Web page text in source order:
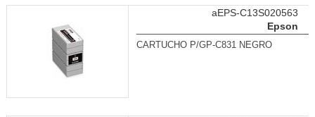
Epson
aEPS-C13S020563
CARTUCHO P/GP-C831 NEGRO